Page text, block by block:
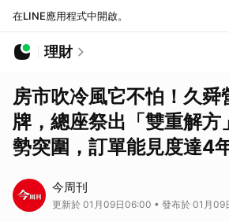
在LINE應用程式中開啟。
理財
房市吹冷風它不怕！久舜
牌，總座祭出「雙重解方
勢突圍，訂單能見度達4
今周刊
更新於 01月09日06:00 • 發布於 01月09